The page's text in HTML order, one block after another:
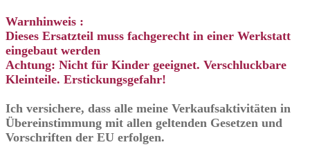
Warnhinweis :
Dieses Ersatzteil muss fachgerecht in einer Werkstatt
eingebaut werden
Achtung: Nicht für Kinder geeignet. Verschluckbare
Kleinteile. Erstickungsgefahr!
Ich versichere, dass alle meine Verkaufsaktivitäten in
Übereinstimmung mit allen geltenden Gesetzen und
Vorschriften der EU erfolgen.